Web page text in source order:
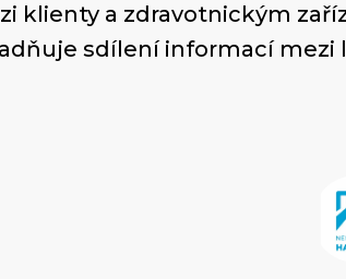
klienty a zdravotnickým
sdílení informací mezi